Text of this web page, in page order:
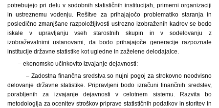
potrebujejo pri delu v sodobnih statističnih institucijah, primerni organizaciji
in ustreznemu vodenju. Rešitve za prihajajočo problematiko staranja in
posledično zmanjšane razpoložljivosti ustrezno izobraženih kadrov se bodo
iskale v upravljanju vseh starostnih skupin in v sodelovanju z
izobraževalnimi ustanovami, da bodo prihajajoče generacije razpoznale
institucije državne statistike kot ugledne in zaželene delodajalce.
– ekonomsko učinkovito izvajanje dejavnosti:
– Zadostna finančna sredstva so nujni pogoj za strokovno neodvisno
delovanje državne statistike. Pripravljeni bodo izračuni finančnih sredstev,
porabljenih za izvajanje dejavnosti v celotnem sistemu. Razvita bo
metodologija za ocenitev stroškov priprave statističnih podatkov in storitev in